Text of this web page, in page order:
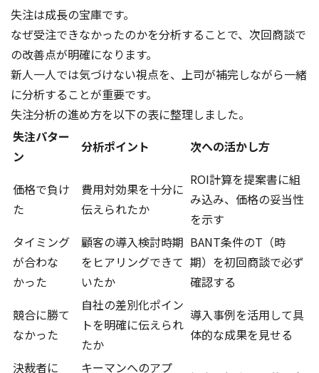
失注は成長の宝庫です。
なぜ受注できなかったのかを分析することで、次回商談で
の改善点が明確になります。
新人一人では気づけない視点を、上司が補完しながら一緒
に分析することが重要です。
失注分析の進め方を以下の表に整理しました。
失注パター
ン
分析ポイント 次への活かし方
価格で負け
た
費用対効果を十分に
伝えられたか
ROI計算を提案書に組
み込み、価格の妥当性
を示す
タイミング
が合わな
かった
顧客の導入検討時期
をヒアリングできて
いたか
BANT条件のT（時
期）を初回商談で必ず
確認する
競合に勝て
なかった
自社の差別化ポイン
トを明確に伝えられ
たか
導入事例を活用して具
体的な成果を見せる
決裁者に
キーマンへのアプ